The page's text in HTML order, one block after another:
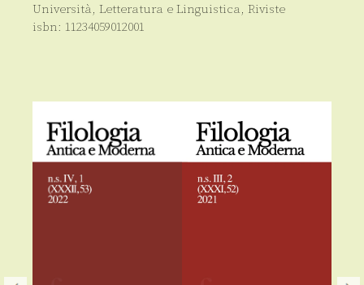
Università, Letteratura e Linguistica, Riviste
isbn: 11234059012001